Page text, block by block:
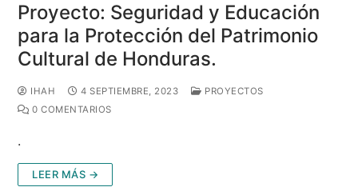
Proyecto: Seguridad y Educación
para la Protección del Patrimonio
Cultural de Honduras.
IHAH 4 SEPTIEMBRE, 2023
PROYECTOS
0 COMENTARIOS
.
LEER MÁS →